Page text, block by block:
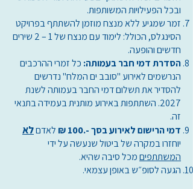
ובכל הפעילויות המשותפות.
זמר שמגיע ללא מנצח מוזמן להשתתף בפרויקט
הסינגלס, הכולל: לימוד עם מנצח של 1 – 2 שירים
חדשים והופעה.
הסדרת דמי חבר בעמותה: כל זמרי ההרכבים
הנרשמים לאירוע "סובב ים המלח" נדרשים
להסדיר את תשלום דמי החבר בעמותה לשנת
2027. השתתפות באירוע מותנית בעמידה בתנאי
זה.
דמי הרישום לאירוע בסך -.100 ₪
לאדםלא
יוחזרו במקרה של ביטול שנעשה על ידי
המשתתפיםמכל סיבה שהיא.
הגעה לסופ״ש באופן עצמאי.